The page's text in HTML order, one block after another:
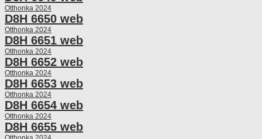
Otthonka 2024
D8H 6650 web
Otthonka 2024
D8H 6651 web
Otthonka 2024
D8H 6652 web
Otthonka 2024
D8H 6653 web
Otthonka 2024
D8H 6654 web
Otthonka 2024
D8H 6655 web